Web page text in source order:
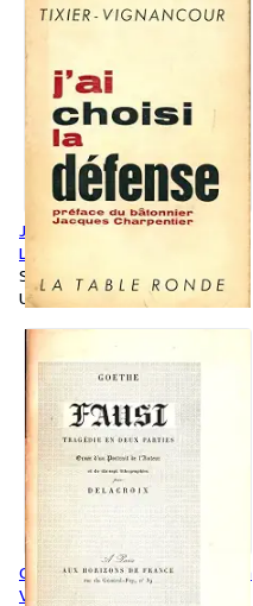
J'ai choisi la défense - Jean-
Louis Tixier-Vignancour
Softcover
Used
Coffret Hamlet Faust - William
Von Goethe